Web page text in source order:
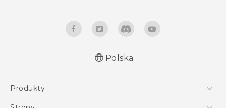
Polska
Produkty
Smartfony